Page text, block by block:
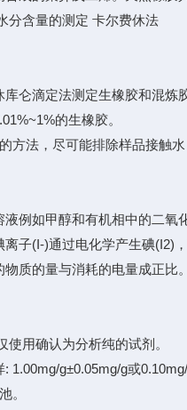
分含量的测定 卡尔费休法
仑滴定法测定生橡胶和混炼
的生橡胶。
方法，尽可能排除样品接触水
例如甲醇和有机相中的二氧
子(I-)通过电化学产生碘(I2)
质的量与消耗的电量成正比
用确认为分析纯的试剂。
1.00mg/g±0.05mg/g或
。